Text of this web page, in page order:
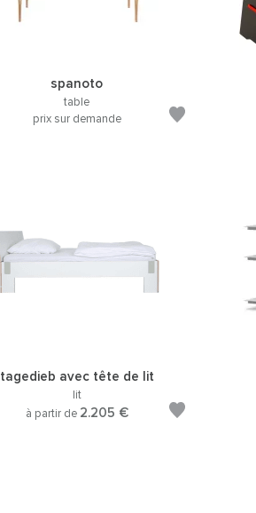
spanoto
table
prix sur demande
tagedieb avec tête de lit
lit
à partir de 2.205 €